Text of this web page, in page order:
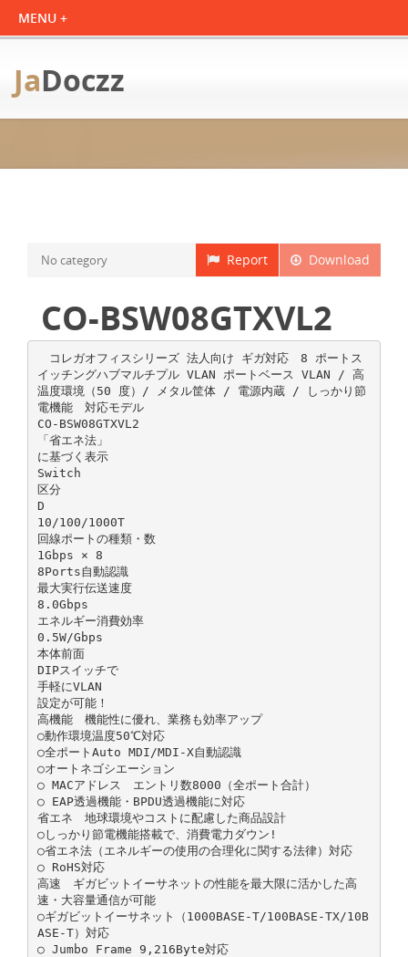
JaDoczz
Download
Report
No category
CO-BSW08GTXVL2
コレガオフィスシリーズ 法人向け ギガ対応 8 ポートス
イッチングハブマルチプル VLAN ポートベース VLAN / 高
温度環境（50 度）/ メタル筐体 / 電源内蔵 / しっかり節
電機能 対応モデル
CO-BSW08GTXVL2
「省エネ法」
に基づく表示
Switch
区分
D
10/100/1000T
回線ポートの種類・数
1Gbps × 8
8Ports自動認識
最大実行伝送速度
8.0Gbps
エネルギー消費効率
0.5W/Gbps
本体前面
DIPスイッチで
手軽にVLAN
設定が可能！
高機能 機能性に優れ、業務も効率アップ
○動作環境温度50℃対応
○全ポートAuto MDI/MDI-X自動認識
○オートネゴシエーション
○ MACアドレス エントリ数8000（全ポート合計）
○ EAP透過機能・BPDU透過機能に対応
省エネ 地球環境やコストに配慮した商品設計
○しっかり節電機能搭載で、消費電力ダウン!
○省エネ法（エネルギーの使用の合理化に関する法律）対応
○ RoHS対応
高速 ギガビットイーサネットの性能を最大限に活かした高
速・大容量通信が可能
○ギガビットイーサネット（1000BASE-T/100BASE-TX/10B
ASE-T）対応
○ Jumbo Frame 9,216Byte対応